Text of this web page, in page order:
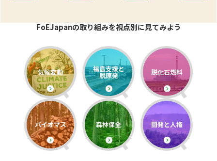
FoEJapanの取り組みを視点別に見てみよう
気候変動 福島支援と
脱原発 脱化石燃料
バイオマス 森林保全 開発と人権